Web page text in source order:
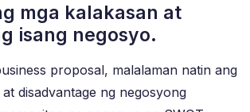
mga kalakasan at
isang negosyo.
proposal, malalaman natin ang
disadvantage ng negosyong